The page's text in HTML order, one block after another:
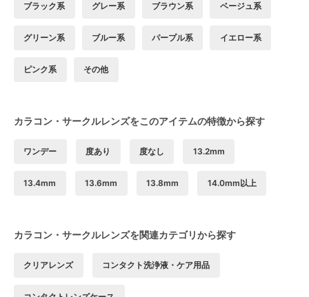
ブラック系 グレー系 ブラウン系 ベージュ系
グリーン系 ブルー系 パープル系 イエロー系
ピンク系 その他
カラコン・サークルレンズをこのアイテムの特徴から探す
ワンデー 度あり 度なし 13.2mm
13.4mm 13.6mm 13.8mm 14.0mm以上
カラコン・サークルレンズを関連カテゴリから探す
クリアレンズ コンタクト洗浄液・ケア用品